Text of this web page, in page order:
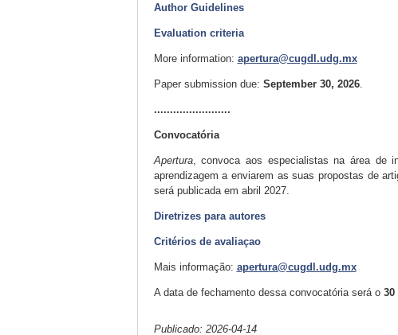
Author Guidelines
Evaluation criteria
More information: apertura@cugdl.udg.mx
Paper submission due: September 30, 2026.
........................
Convocatória
Apertura, convoca aos especialistas na área de
aprendizagem a enviarem as suas propostas de
será publicada em abril 2027.
Diretrizes para autores
Critérios de avaliaçao
Mais informação: apertura@cugdl.udg.mx
A data de fechamento dessa convocatória será o30
Publicado: 2026-04-14